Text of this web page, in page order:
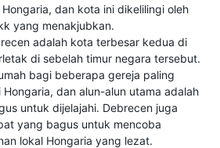
dan kota ini dikelilingi oleh
yang menakjubkan.
adalah kota terbesar kedua di
di sebelah timur negara tersebut.
bagi beberapa gereja paling
Hongaria, dan alun-alun utama adalah
untuk dijelajahi. Debrecen juga
yang bagus untuk mencoba
lokal Hongaria yang lezat.